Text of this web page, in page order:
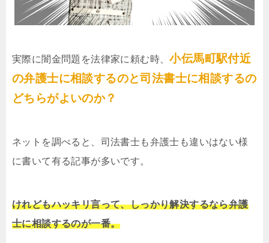
実際に闇金問題を法律家に頼む時、小伝馬町駅付近
の弁護士に相談するのと司法書士に相談するの
どちらがよいのか？
ネットを調べると、司法書士も弁護士も違いはない様
に書いて有る記事が多いです。
けれどもハッキリ言って、しっかり解決するなら弁護
士に相談するのが一番。